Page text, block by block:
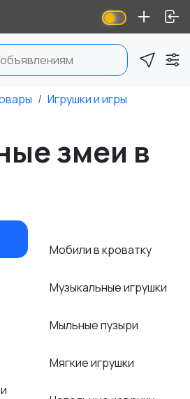
Игрушки и игры
змеи в
Мобили в кроватку
Музыкальные игрушки
Мыльные пузыри
Мягкие игрушки